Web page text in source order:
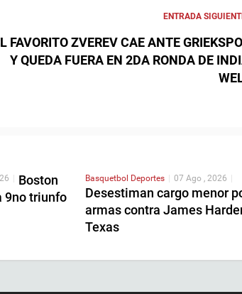
ENTRADA
FAVORITO ZVEREV CAE ANTE
Y QUEDA FUERA EN 2DA RONDA DE
| Boston
9no triunfo
Basquetbol Deportes | 07 Ago , 2026 |
Desestiman cargo menor
armas contra James
Texas